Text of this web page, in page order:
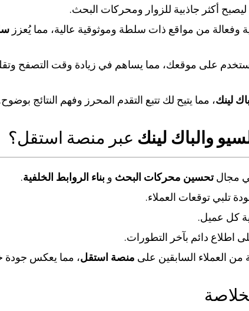
أكثر جاذبية للزوار ومحركات البحث.
وفعالة من مواقع ذات سلطة وموثوقية عالية، مما يُعزز
على موقعك، مما يساهم في زيادة وقت التصفح
لينك، مما يتيح لك تتبع التقدم المحرز وفهم النتائج بوضوح.
والباك لينك عبر منصة استقل؟
مجالتحسين محركات البحث و بناء الروابط الخلفية.
تلبي توقعات العملاء.
كل عميل.
اطلاع دائم بآخر التطورات.
من العملاء السابقين على منصة استقل، مما يعكس جودة